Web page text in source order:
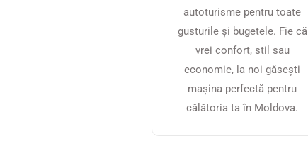
autoturisme pentru toate
gusturile și bugetele. Fie că
vrei confort, stil sau
economie, la noi găsești
mașina perfectă pentru
călătoria ta în Moldova.